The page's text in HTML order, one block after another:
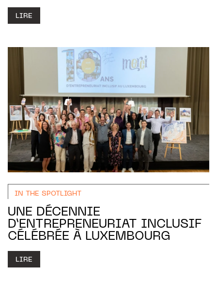
LIRE
IN THE SPOTLIGHT
UNE DÉCENNIE
D’ENTREPRENEURIAT INCLUSIF
CÉLÉBRÉE À LUXEMBOURG
LIRE